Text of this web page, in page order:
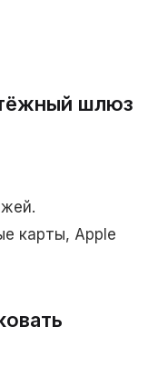
шлюз
карты, Apple